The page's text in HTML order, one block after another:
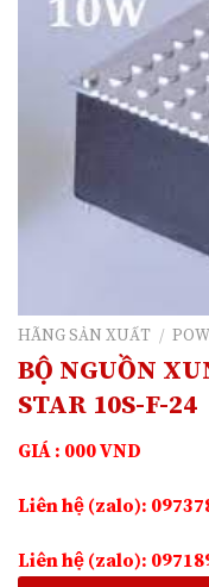
HÃNG SẢN XUẤT /
BỘ NGUỒN
STAR 10S-F-24
GIÁ : 000 VND
Liên hệ (zalo):
Liên hệ (zalo):